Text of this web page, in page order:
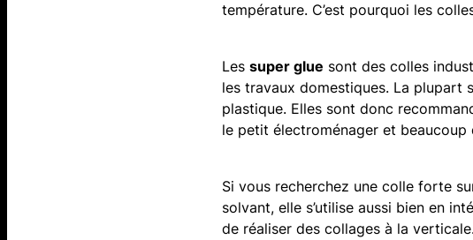
température. C’est pourquoi les
Les super glue sont des colles
les travaux domestiques. La plupart
plastique. Elles sont donc
le petit électroménager et beaucoup
Si vous recherchez une colle forte
solvant, elle s’utilise aussi bien en
de réaliser des collages à la